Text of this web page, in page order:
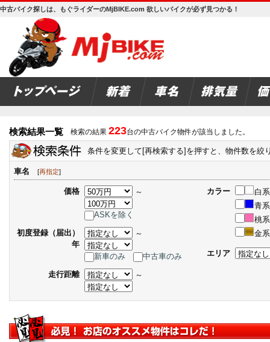
中古バイク探しは、もぐライダーのMjBIKE.com 欲しいバイクが必ず見つかる！
検索結果一覧 検索の結果 223台の中古バイク物件が該当しました。
条件を変更して[再検索する]を押すと、物件数を絞
車名 [再指定]
価格 ～
ASKを除く
初度登録（届出）
年
～
新車のみ
中古車のみ
走行距離
～
カラー
白系
青系
桃系
金系
エリア